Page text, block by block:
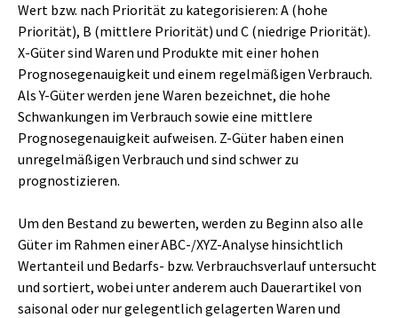
Wert bzw. nach Priorität zu kategorisieren: A (hohe
Priorität), B (mittlere Priorität) und C (niedrige Priorität).
X-Güter sind Waren und Produkte mit einer hohen
Prognosegenauigkeit und einem regelmäßigen Verbrauch.
Als Y-Güter werden jene Waren bezeichnet, die hohe
Schwankungen im Verbrauch sowie eine mittlere
Prognosegenauigkeit aufweisen. Z-Güter haben einen
unregelmäßigen Verbrauch und sind schwer zu
prognostizieren.
Um den Bestand zu bewerten, werden zu Beginn also alle
Güter im Rahmen einer ABC-/XYZ-Analyse hinsichtlich
Wertanteil und Bedarfs- bzw. Verbrauchsverlauf untersucht
und sortiert, wobei unter anderem auch Dauerartikel von
saisonal oder nur gelegentlich gelagerten Waren und